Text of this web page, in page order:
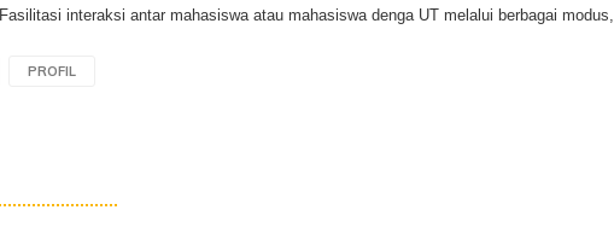
Fasilitasi interaksi antar mahasiswa atau mahasiswa denga UT melalui berbagai modus,
PROFIL